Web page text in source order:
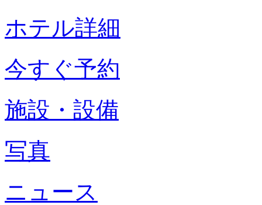
ホテル詳細
今すぐ予約
施設・設備
写真
ニュース